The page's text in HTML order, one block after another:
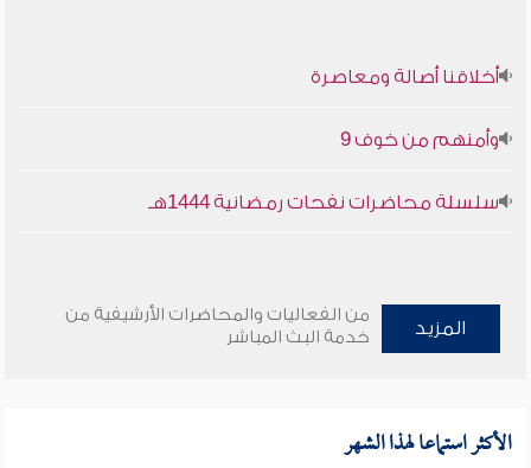
أخلاقنا أصالة ومعاصرة
وأمنهم من خوف 9
سلسلة محاضرات نفحات رمضانية 1444هـ
المزيد
من الفعاليات والمحاضرات الأرشيفية من
خدمة البث المباشر
الأكثر استماعا لهذا الشهر